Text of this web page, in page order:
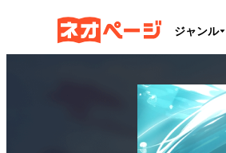
ジャンル